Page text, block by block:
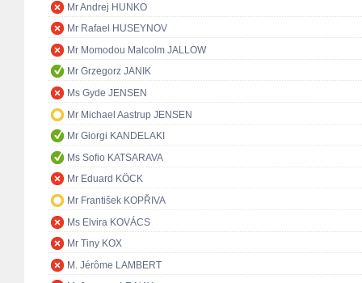
Mr Andrej HUNKO
Mr Rafael HUSEYNOV
Mr Momodou Malcolm JALLOW
Mr Grzegorz JANIK
Ms Gyde JENSEN
Mr Michael Aastrup JENSEN
Mr Giorgi KANDELAKI
Ms Sofio KATSARAVA
Mr Eduard KÖCK
Mr František KOPŘIVA
Ms Elvira KOVÁCS
Mr Tiny KOX
M. Jérôme LAMBERT